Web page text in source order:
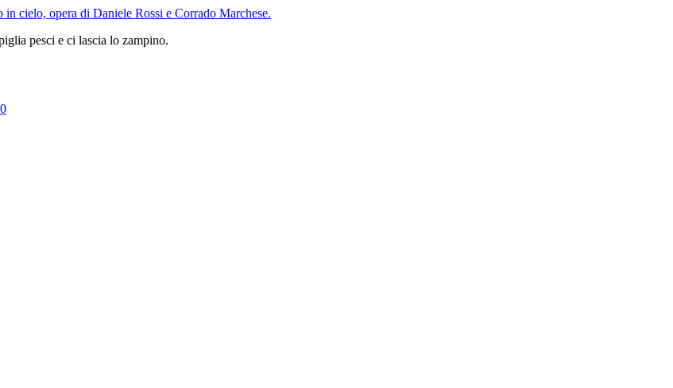
pesci e ci lascia lo zampino.